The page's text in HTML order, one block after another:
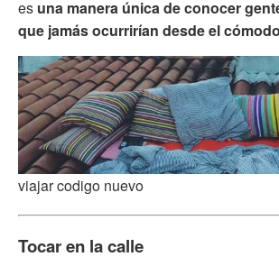
es una manera única de conocer
que jamás ocurrirían desde el
viajar codigo nuevo
Tocar en la calle